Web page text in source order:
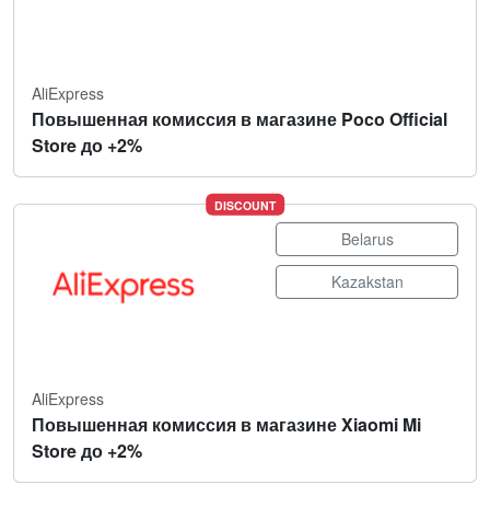
AliExpress
Повышенная комиссия в магазине Poco Official
Store до +2%
DISCOUNT
Belarus
Kazakstan
AliExpress
Повышенная комиссия в магазине Xiaomi Mi
Store до +2%